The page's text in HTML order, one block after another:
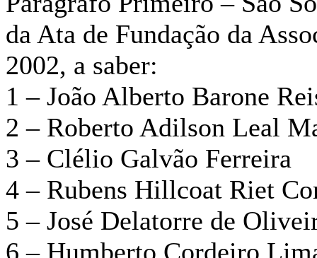
da Ata de Fundação da
2002, a saber:
1 – João Alberto Barone
2 – Roberto Adilson Leal
3 – Clélio Galvão Ferreira
4 – Rubens Hillcoat Riet
5 – José Delatorre de
6 – Humberto Cordeiro